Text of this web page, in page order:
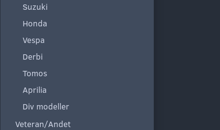
Suzuki
Honda
Vespa
Derbi
Tomos
Aprilia
Div modeller
Veteran/Andet